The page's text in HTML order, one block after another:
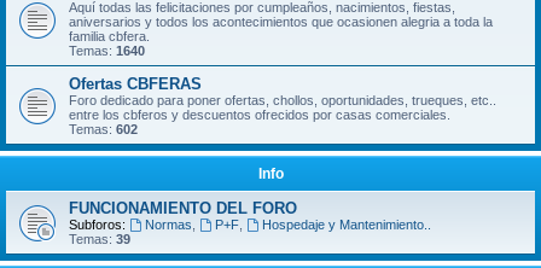
Aquí todas las felicitaciones por cumpleaños, nacimientos, fiestas,
aniversarios y todos los acontecimientos que ocasionen alegria a toda la
familia cbfera.
Temas: 1640
Ofertas CBFERAS
Foro dedicado para poner ofertas, chollos, oportunidades, trueques, etc..
entre los cbferos y descuentos ofrecidos por casas comerciales.
Temas: 602
Info
FUNCIONAMIENTO DEL FORO
Subforos: Normas P+F,
Hospedaje y Mantenimiento..
Temas: 39